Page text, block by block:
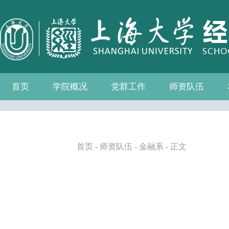
首页 学院概况
学院介绍 学院简介
发展历程
历任院长
现任领导
组织机构
学院愿景
党群工作
党务公开
党的建设
群众团体 工会
青联会
妇委会
退管会
学院制度
师资队伍
教师名录
人事专栏
招聘信息
博士后流动站
首页 - 师资队伍 - 金融系 - 正文